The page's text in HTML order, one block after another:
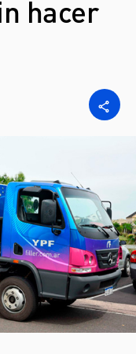
hacer